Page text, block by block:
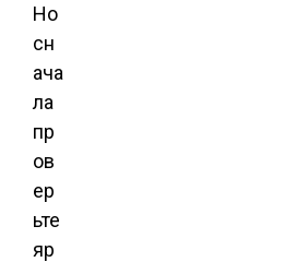
Но
сн
ача
ла
пр
ов
ер
ьте
яр